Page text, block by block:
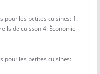
pour les petites cuisines: 1.
de cuisson 4. Économie
pour les petites cuisines: